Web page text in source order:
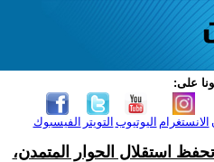
على:
الفيسبوك التويتر اليوتيوب الانستغرام
استقلال الحوار المتمدن،